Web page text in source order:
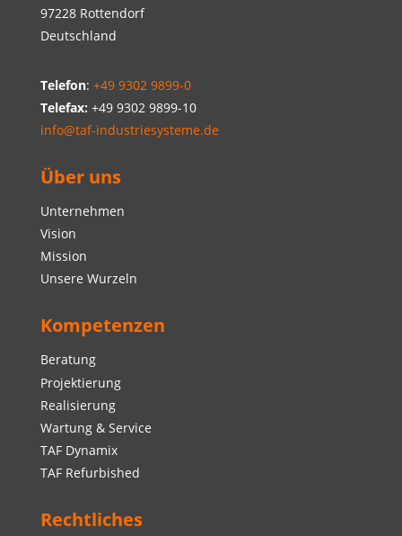
97228 Rottendorf
Deutschland
Telefon: +49 9302 9899-0
Telefax: +49 9302 9899-10
info@taf-industriesysteme.de
Über uns
Unternehmen
Vision
Mission
Unsere Wurzeln
Kompetenzen
Beratung
Projektierung
Realisierung
Wartung & Service
TAF Dynamix
TAF Refurbished
Rechtliches